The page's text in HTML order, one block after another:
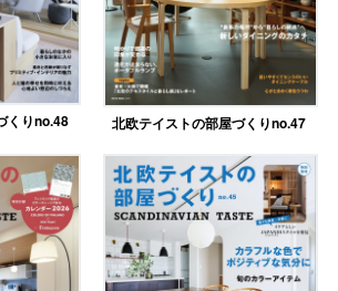
くりno.48 北欧テイストの部屋づくりno.47